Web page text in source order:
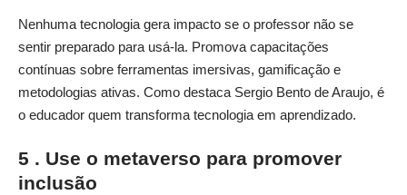
Nenhuma tecnologia gera impacto se o professor não se
sentir preparado para usá-la. Promova capacitações
contínuas sobre ferramentas imersivas, gamificação e
metodologias ativas. Como destaca Sergio Bento de Araujo, é
o educador quem transforma tecnologia em aprendizado.
5 . Use o metaverso para promover
inclusão